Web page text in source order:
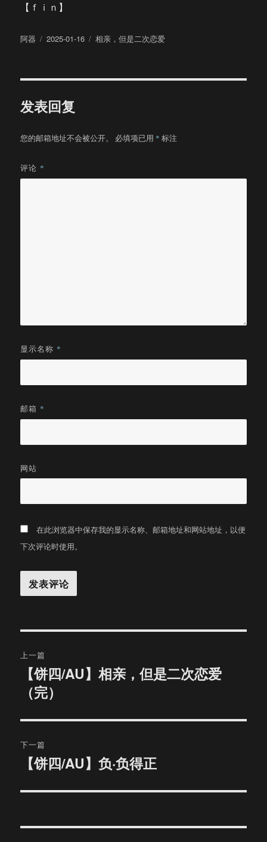
【ｆｉｎ】
作
阿器
发
2025-01-16
分
相亲，但是二次恋爱
发表回复
您的邮箱地址不会被公开。 必填项已用 * 标注
评论 *
显示名称 *
邮箱 *
网站
在此浏览器中保存我的显示名称、邮箱地址和网站地址，以便
下次评论时使用。
章
导
航
上一篇
篇
章：
【饼四/AU】相亲，但是二次恋爱
（完）
下一篇
文
【饼四/AU】负·负得正